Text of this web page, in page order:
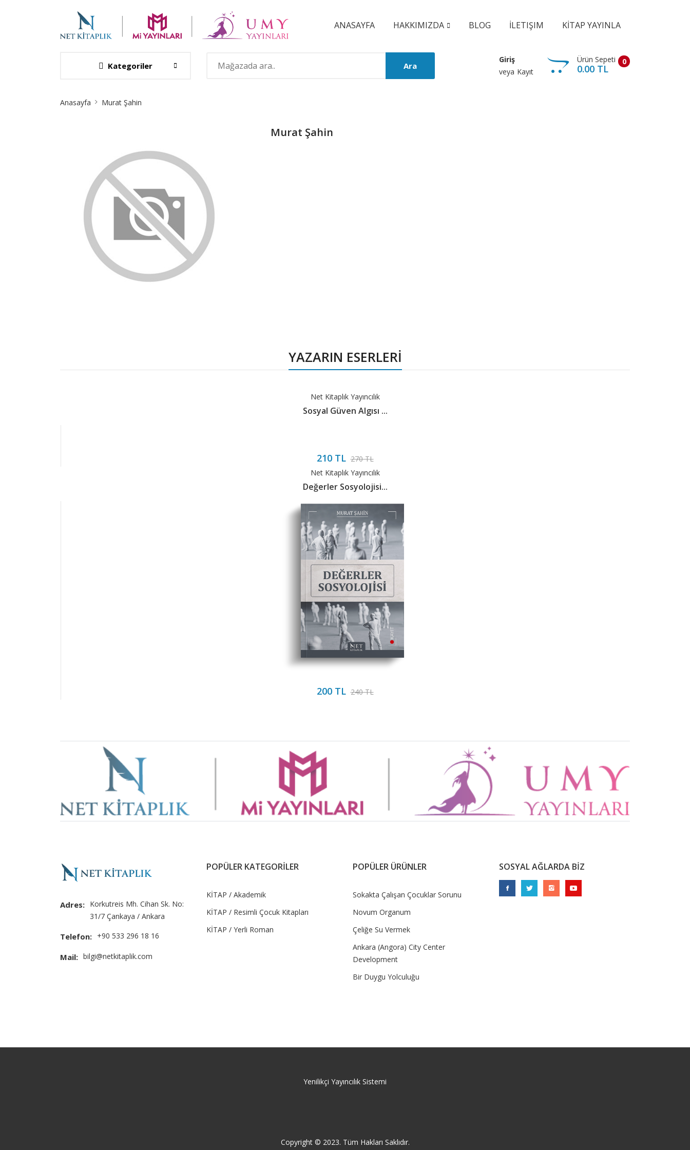
ANASAYFA HAKKIMIZDA BLOG İLETIŞIM KİTAP YAYINLA
Kategoriler Ara
Giriş
veya Kayıt
0
Ürün Sepeti
0.00 TL
Anasayfa Murat Şahin
Murat Şahin
YAZARIN ESERLERİ
Net Kitaplık Yayıncılık
Sosyal Güven Algısı ...
210 TL 270 TL
Net Kitaplık Yayıncılık
Değerler Sosyolojisi...
200 TL 240 TL
Adres: Korkutreis Mh. Cihan Sk. No:
31/7 Çankaya / Ankara
Telefon: +90 533 296 18 16
Mail: bilgi@netkitaplik.com
POPÜLER KATEGORİLER
KİTAP / Akademik
KİTAP / Resimli Çocuk Kitapları
KİTAP / Yerli Roman
POPÜLER ÜRÜNLER
Sokakta Çalışan Çocuklar Sorunu
Novum Organum
Çeliğe Su Vermek
Ankara (Angora) City Center
Development
Bir Duygu Yolculuğu
SOSYAL AĞLARDA BİZ
Yenilikçi Yayıncılık Sistemi
Copyright © 2023. Tüm Hakları Saklıdır.